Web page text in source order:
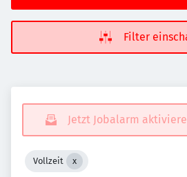
Filter
Jetzt Jobalarm
Vollzeit